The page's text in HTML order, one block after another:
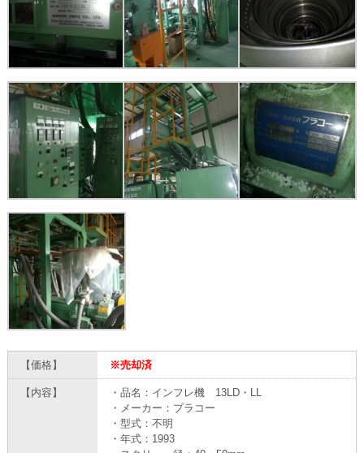
【価格】 ※売却済
【内容】
・品名：インフレ機 13LD・LL
・メーカー：プラコー
・型式：不明
・年式：1993